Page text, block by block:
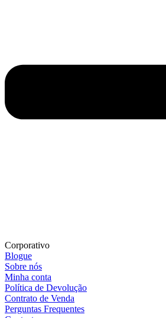
Corporativo
Blogue
Sobre nós
Minha conta
Política de Devolução
Contrato de Venda
Perguntas Frequentes